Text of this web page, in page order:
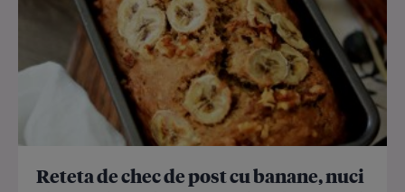
Reteta de chec de post cu banane, nuci